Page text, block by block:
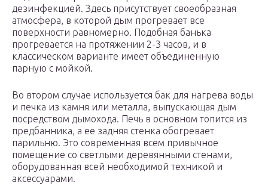
дезинфекцией. Здесь присутствует своеобразная
атмосфера, в которой дым прогревает все
поверхности равномерно. Подобная банька
прогревается на протяжении 2-3 часов, и в
классическом варианте имеет объединенную
парную с мойкой.
Во втором случае используется бак для нагрева воды
и печка из камня или металла, выпускающая дым
посредством дымохода. Печь в основном топится из
предбанника, а ее задняя стенка обогревает
парильню. Это современная всем привычное
помещение со светлыми деревянными стенами,
оборудованная всей необходимой техникой и
аксессуарами.